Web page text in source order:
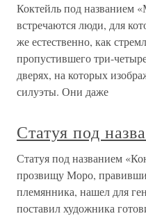
Коктейль под названием
встречаются люди, для
же естественно, как
пропустившего три-
дверях, на которых
силуэты. Они даже
Статуя под
Статуя под названием
прозвищу Моро,
племянника, нашел для
поставил художника